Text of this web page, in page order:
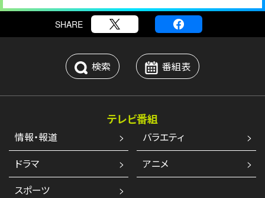
SHARE
検索 番組表
テレビ番組
情報・報道
バラエティ
ドラマ
アニメ
スポーツ